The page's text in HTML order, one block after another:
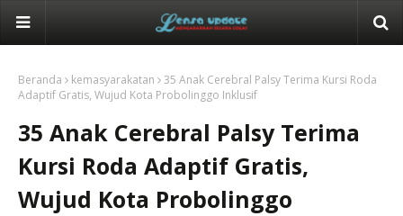
Beranda kemasyarakatan
35 Anak Cerebral Palsy Terima Kursi Roda
Adaptif Gratis, Wujud Kota Probolinggo Inklusif
35 Anak Cerebral Palsy Terima
Kursi Roda Adaptif Gratis,
Wujud Kota Probolinggo